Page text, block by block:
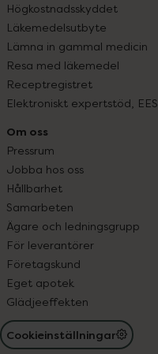
Högkostnadsskyddet
Läkemedelsutbyte
Lämna in gammal medicin
Resa med läkemedel
Receptregistret
Elektroniskt expertstöd, EES
Om oss
Pressrum
Jobba hos oss
Hållbarhet
Samarbeten
Ägare och ledningsgrupp
För leverantörer
Företagskund
Eget apotek
Glädjeeffekten
Cookieinställningar